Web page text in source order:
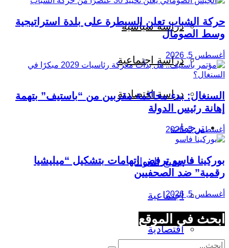
دراسة سياسية
دراسة اجتماعية
دراسة اقتصادية
ترجمات
جميع المواد
اجتماعية
اقتصادية
حركة الشباب تعلن السيطرة على بلدة استراتيجية
وسط الصومال
أغسطس 5, 2026
السنغال: بدء محاكمة مقربين من “باستيف” بتهمة
إهانة رئيس الدولة
أغسطس 5, 2026
بوركينا فاسو ترفض اتهامات بتشكيل “ميليشيا
رقمية” ضد الصحفيين
أغسطس 5, 2026
ابحث في الموقع